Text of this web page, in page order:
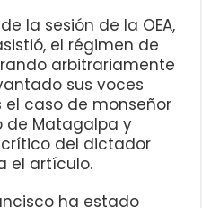
la sesión de la OEA,
el régimen de
arbitrariamente
sus voces
el caso de monseñor
de Matagalpa y
del dictador
el artículo.
ha estado